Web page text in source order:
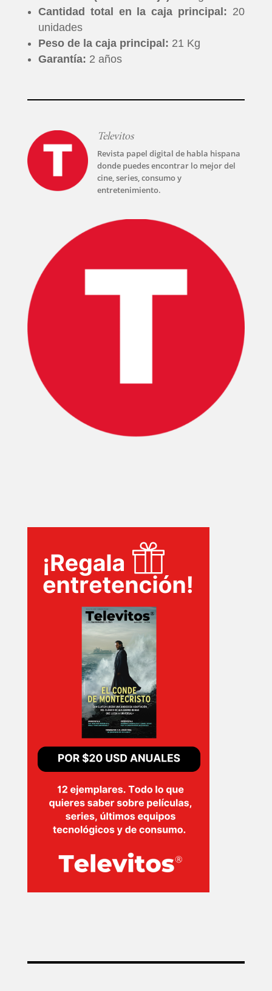
Cantidad total en la caja principal: 20
unidades
Peso de la caja principal: 21 Kg
Garantía: 2 años
Televitos
Revista papel digital de habla hispana
donde puedes encontrar lo mejor del
cine, series, consumo y
entretenimiento.